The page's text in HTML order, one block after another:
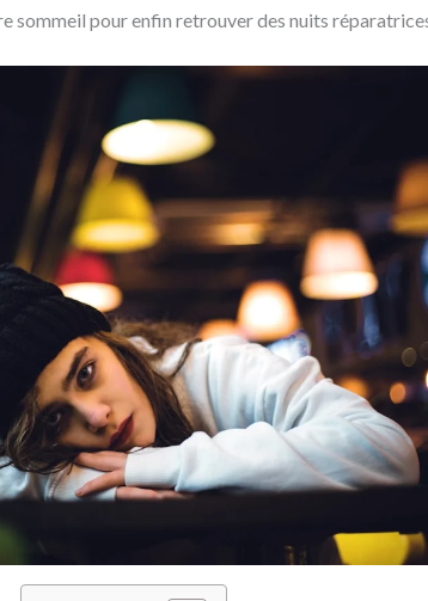
sommeil pour enfin retrouver des nuits